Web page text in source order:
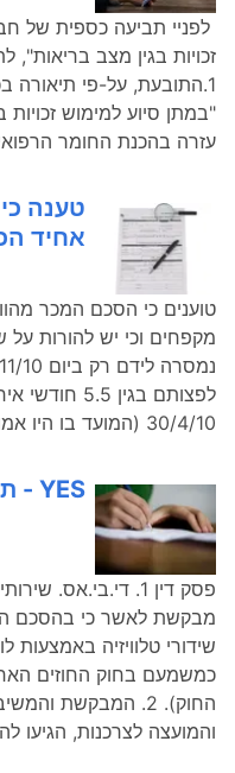
לפניי תביעה כספית של
זכויות בגין מצב בריאות",
1.התובעת, על-פי
"במתן סיוע למימוש
עזרה בהכנת החומר הרפואי
טענה
אחיד
טוענים כי הסכם המכר
לפצותם
30/4/10 (המועד בו היו אמורים
YES - תנאים מקפחים בחוזה אחיד
פסק דין 1.
מבקשת לאשר כי בהסכם
שידורי טלוויזיה באמצעות
החוק). 2. המבקשת
והמועצה לצרכנות, הגיעו